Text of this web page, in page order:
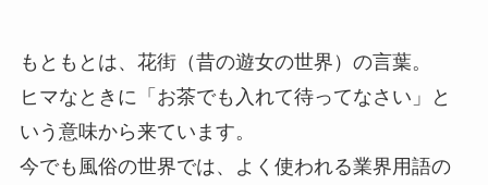
もともとは、花街（昔の遊女の世界）の言葉。
ヒマなときに「お茶でも入れて待ってなさい」と
いう意味から来ています。
今でも風俗の世界では、よく使われる業界用語の